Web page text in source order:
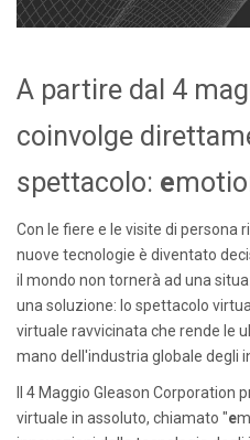
A partire dal 4
coinvolge
spettacolo: e
Con le fiere e le visite di persona
nuove tecnologie è diventato
il mondo non tornerà ad una
una soluzione: lo spettacolo
virtuale ravvicinata che rende le
mano dell'industria globale degli
Il 4 Maggio Gleason Corporation
virtuale in assoluto, chiamato "e